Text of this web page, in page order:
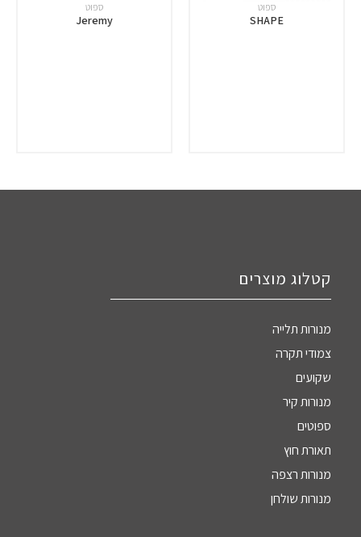
ספוט
SHAPE
ספוט
Jeremy
קטלוג מוצרים
מנורות תלייה
צמודי תקרה
שקועים
מנורות קיר
ספוטים
תאורת חוץ
מנורות רצפה
מנורות שולחן